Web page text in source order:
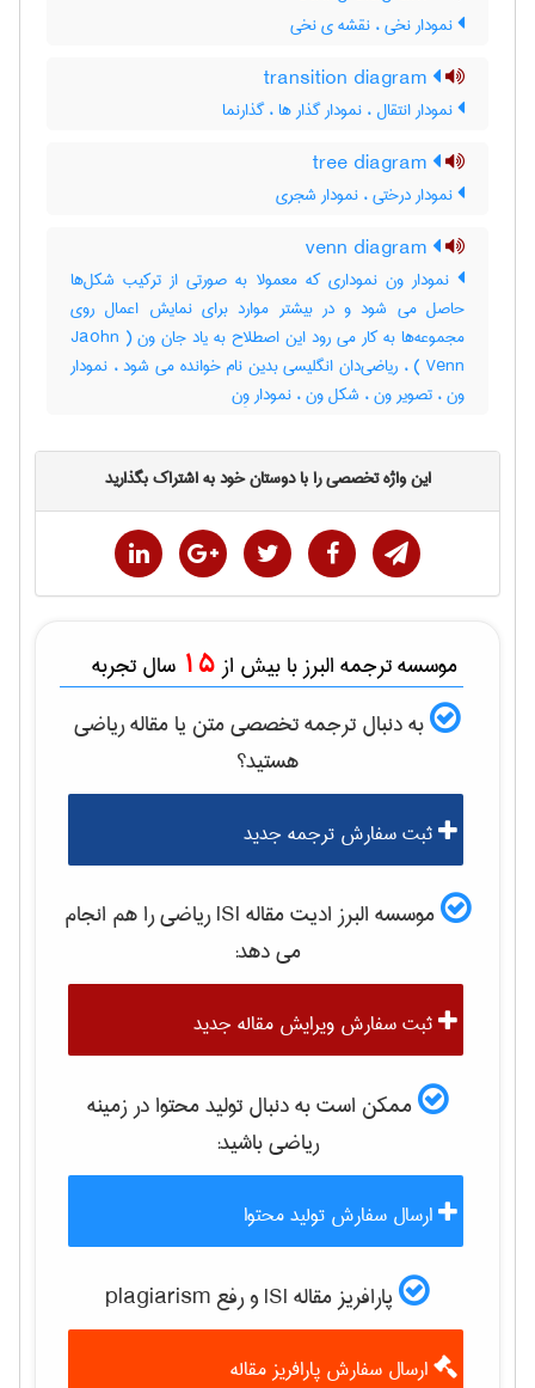
نمودار نخی ، نقشه ی نخی
نمودار انتقال ، نمودار گذار ها ، گذارنما
نمودار درختی ، نمودار شجری
نمودار ون نموداری که معمولا به صورتی از ترکیب شکل‌ها
حاصل می شود و در بیشتر موارد برای نمایش اعمال روی
مجموعه‌ها به کار می رود این اصطلاح به یاد جان ون ( Jaohn
Venn ) ، ریاضی‌دان انگلیسی بدین نام خوانده می شود ، نمودار
ون ، تصویر ون ، شکل ون ، نمودار وِن
این واژه تخصصی را با دوستان خود به اشتراک بگذارید
موسسه ترجمه البرز با بیش از 15 سال تجربه
به دنبال ترجمه تخصصی متن یا مقالهرياضی
هستید؟
ثبت سفارش ترجمه جدید
موسسه البرز ادیت مقاله ISI رياضیرا هم انجام
می دهد:
ثبت سفارش ویرایش مقاله جدید
ممکن است به دنبال تولید محتوا در زمینه
رياضیباشید:
ارسال سفارش تولید محتوا
پارافریز مقاله ISI و رفع plagiarism
ارسال سفارش پارافریز مقاله